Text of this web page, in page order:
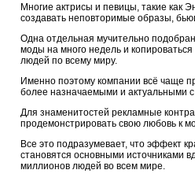
Многие актрисы и певицы, такие как
создавать неповторимые образы,
Одна отдельная мучительно
моды на много недель и
людей по всему миру.
Именно поэтому компании всё чаще
более назначаемыми и актуальными с
Для знаменитостей рекламные
продемонстрировать свою любовь к
Все это подразумевает, что эффект
становятся основными источниками
миллионов людей во всем мире.